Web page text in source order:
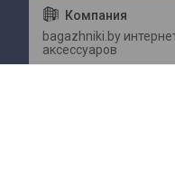
bagazhniki.by
аксессуаров
ул. Притыцкого 62/в